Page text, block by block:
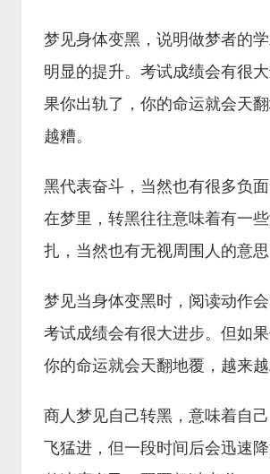
梦见身体变黑，说明做梦者的
明显的提升。考试成绩会有很
果你出轨了，你的命运就会天
越糟。
黑代表奋斗，当然也有很多负
在梦里，转黑往往意味着有一
扎，当然也有无视周围人的意思
梦见当身体变黑时，阅读动作会
考试成绩会有很大进步。但如果
你的命运就会天翻地覆，越来越
商人梦见自己转黑，意味着自
飞猛进，但一段时间后会迅速